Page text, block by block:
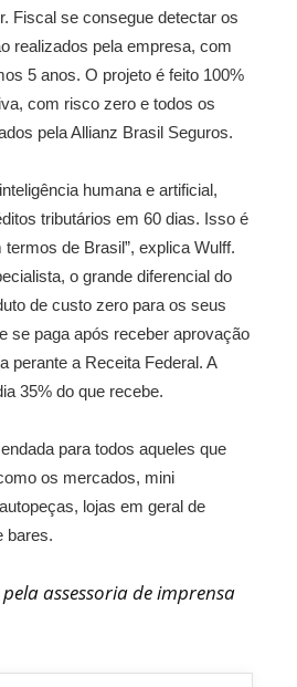
Fiscal se consegue detectar os
realizados pela empresa, com
5 anos. O projeto é feito 100%
com risco zero e todos os
pela Allianz Brasil Seguros.
humana e artificial,
tributários em 60 dias. Isso é
de Brasil”, explica Wulff.
o grande diferencial do
de custo zero para os seus
se paga após receber aprovação
perante a Receita Federal. A
35% do que recebe.
para todos aqueles que
os mercados, mini
lojas em geral de
bares.
assessoria de imprensa